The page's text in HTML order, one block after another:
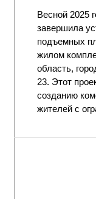
Весной 2025
завершила
подъемных
жилом
область,
23. Этот
созданию
жителей с